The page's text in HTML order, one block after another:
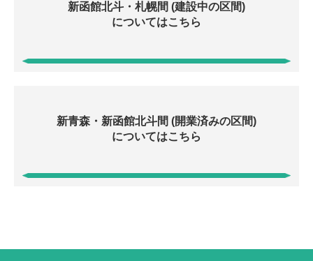
新函館北斗・札幌間 (建設中の区間)
についてはこちら
新青森・新函館北斗間 (開業済みの区間)
についてはこちら